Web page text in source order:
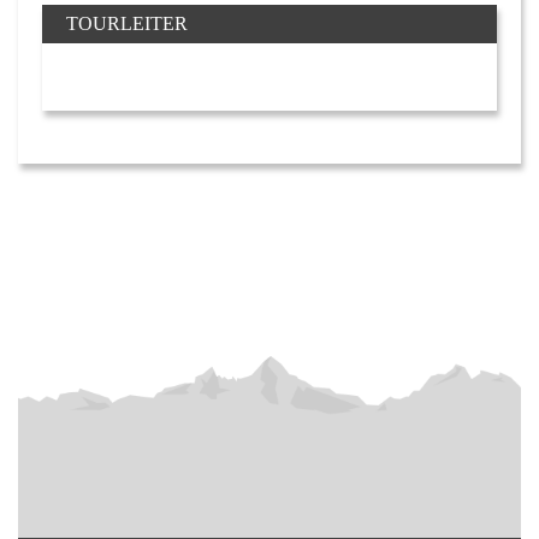
TOURLEITER